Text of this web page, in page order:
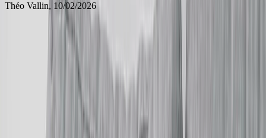
Théo Vallin, 10/02/2026
Expédition Rapide